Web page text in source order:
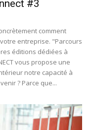
#3
comment
entreprise. "Parcours
éditions dédiées à
vous propose une
notre capacité à
? Parce que...